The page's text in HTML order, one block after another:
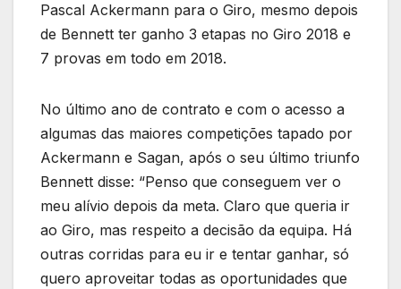
Pascal Ackermann para o Giro, mesmo depois
de Bennett ter ganho 3 etapas no Giro 2018 e
7 provas em todo em 2018.
No último ano de contrato e com o acesso a
algumas das maiores competições tapado por
Ackermann e Sagan, após o seu último triunfo
Bennett disse: “Penso que conseguem ver o
meu alívio depois da meta. Claro que queria ir
ao Giro, mas respeito a decisão da equipa. Há
outras corridas para eu ir e tentar ganhar, só
quero aproveitar todas as oportunidades que